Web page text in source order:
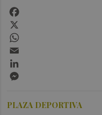
PLAZA DEPORTIVA